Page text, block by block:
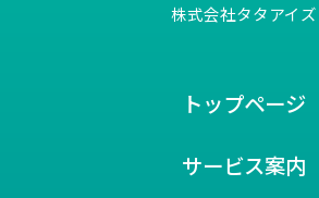
株式会社タタアイズ
サービス案内
トップページ